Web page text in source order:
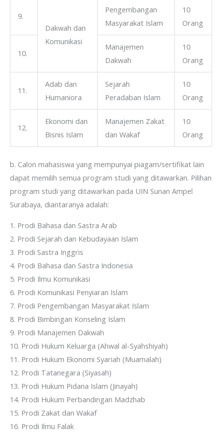
9.
Dakwah dan
Komunikasi
Pengembangan
Masyarakat Islam
10
Orang
10.
Manajemen
Dakwah
10
Orang
11.
Adab dan
Humaniora
Sejarah
Peradaban Islam
10
Orang
12.
Ekonomi dan
Bisnis Islam
Manajemen Zakat
dan Wakaf
10
Orang
b. Calon mahasiswa yang mempunyai piagam/sertifikat lain
dapat memilih semua program studi yang ditawarkan. Pilihan
program studi yang ditawarkan pada UIN Sunan Ampel
Surabaya, diantaranya adalah:
1. Prodi Bahasa dan Sastra Arab
2. Prodi Sejarah dan Kebudayaan Islam
3. Prodi Sastra Inggris
4. Prodi Bahasa dan Sastra Indonesia
5. Prodi Ilmu Komunikasi
6. Prodi Komunikasi Penyiaran Islam
7. Prodi Pengembangan Masyarakat Islam
8. Prodi Bimbingan Konseling Islam
9. Prodi Manajemen Dakwah
10. Prodi Hukum Keluarga (Ahwal al-Syahshiyah)
11. Prodi Hukum Ekonomi Syariah (Muamalah)
12. Prodi Tatanegara (Siyasah)
13. Prodi Hukum Pidana Islam (Jinayah)
14. Prodi Hukum Perbandingan Madzhab
15. Prodi Zakat dan Wakaf
16. Prodi Ilmu Falak